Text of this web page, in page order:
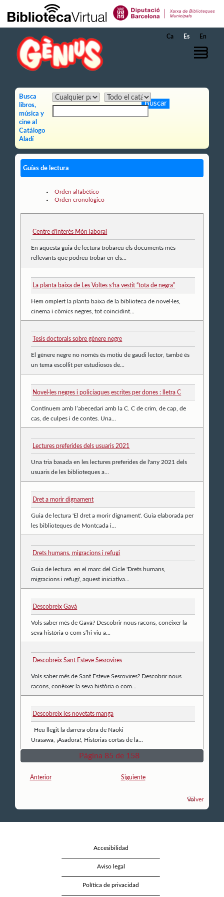
Saltar al contenido principal
Ca Es En
Busca
libros,
música y
cine al
Catálogo
Aladí
Guías de lectura
Orden alfabético
Orden cronológico
Centre d'interès Món laboral
En aquesta guia de lectura trobareu els documents més
rellevants que podreu trobar en els...
La planta baixa de Les Voltes s’ha vestit “tota de negra”
Hem omplert la planta baixa de la biblioteca de novel·les,
cinema i còmics negres, tot coincidint...
Tesis doctorals sobre gènere negre
El gènere negre no només és motiu de gaudi lector, també és
un tema escollit per estudiosos de...
Novel·les negres i policíaques escrites per dones : lletra C
Continuem amb l’abecedari amb la C. C de crim, de cap, de
cas, de culpes i de contes. Una...
Lectures preferides dels usuaris 2021
Una tria basada en les lectures preferides de l'any 2021 dels
usuaris de les biblioteques a...
Dret a morir dignament
Guia de lectura 'El dret a morir dignament'. Guia elaborada per
les biblioteques de Montcada i...
Drets humans, migracions i refugi
Guia de lectura en el marc del Cicle 'Drets humans,
migracions i refugi', aquest iniciativa...
Descobreix Gavà
Vols saber més de Gavà? Descobrir nous racons, conèixer la
seva història o com s’hi viu a...
Descobreix Sant Esteve Sesrovires
Vols saber més de Sant Esteve Sesrovires? Descobrir nous
racons, conèixer la seva història o com...
Descobreix les novetats manga
Heu llegit la darrera obra de Naoki
Urasawa, ¡Asadora!, Historias cortas de la...
Página 85 de 158
Anterior Siguiente
Volver
Accesibilidad
Aviso legal
Política de privacidad